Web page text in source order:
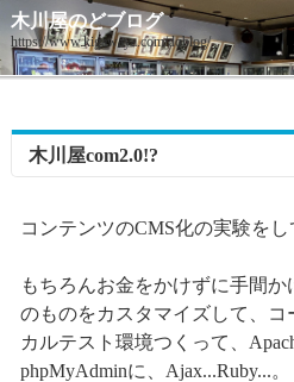
木川屋のどブログ
https://www.kigawaya.com/doblog/
木川屋com2.0!?
コンテンツのCMS化の実験をし
もちろんお金をかけずに手間
のものをカスタマイズして、
カルテスト環境つくって、
phpMyAdminに、Ajax...Ruby...。